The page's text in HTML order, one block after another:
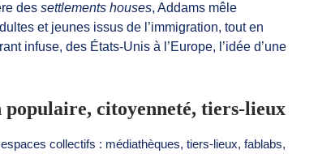
des settlements houses, Addams mêle
et jeunes issus de l’immigration, tout en
infuse, des États-Unis à l’Europe, l’idée d’une
citoyenneté, tiers-lieux
collectifs : médiathèques, tiers-lieux, fablabs,